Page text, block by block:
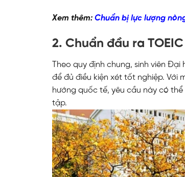
Xem thêm: Chuẩn bị lực lượng
2. Chuẩn đầu ra
Theo quy định chung, sinh viên
để đủ điều kiện xét tốt nghiệp. Với
hướng quốc tế, yêu cầu này có
tập.